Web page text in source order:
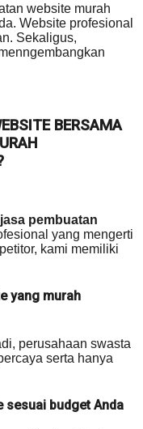
website murah
Website profesional
Sekaligus,
BERSAMA
jasa pembuatan
yang mengerti
kami memiliki
yang murah
perusahaan swasta
serta hanya
sesuai budget Anda